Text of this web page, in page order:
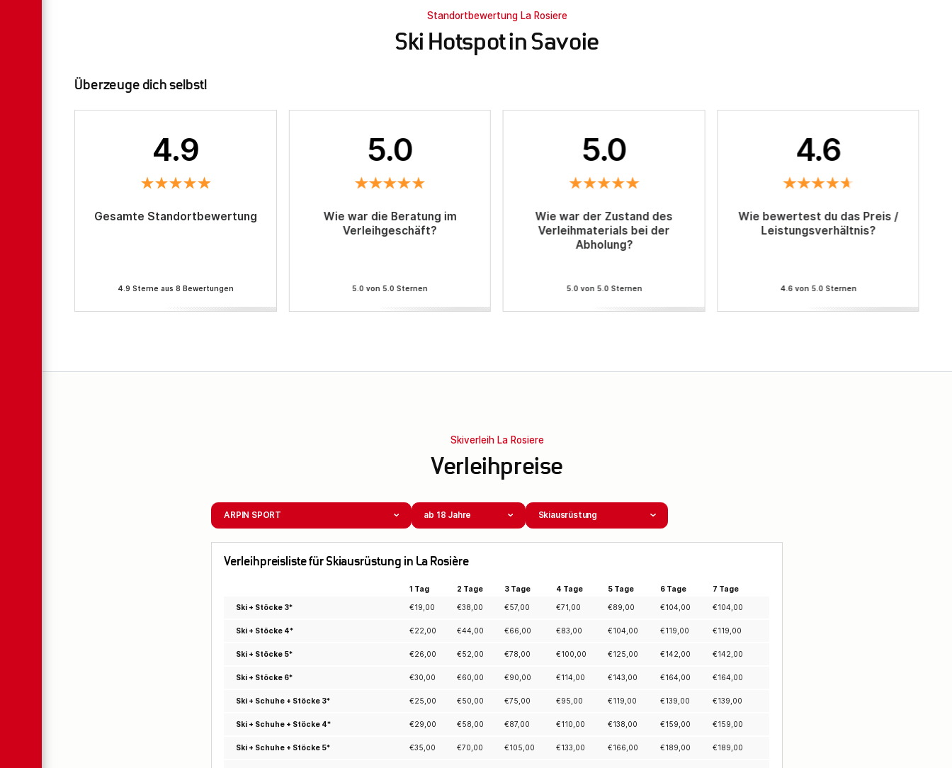
Standortbewertung La Rosiere
Ski Hotspot in Savoie
Überzeuge dich selbst!
4.9
Gesamte Standortbewertung
4.9 Sterne aus 8 Bewertungen
5.0
Wie war die Beratung im
Verleihgeschäft?
5.0 von 5.0 Sternen
5.0
Wie war der Zustand des
Verleihmaterials bei der
Abholung?
5.0 von 5.0 Sternen
4.6
Wie bewertest du das Preis /
Leistungsverhältnis?
4.6 von 5.0 Sternen
Skiverleih La Rosiere
Verleihpreise
ARPIN SPORT ab 18 Jahre Skiausrüstung
Verleihpreisliste für Skiausrüstung in La Rosière
1 Tag 2 Tage 3 Tage 4 Tage 5 Tage 6 Tage 7 Tage
Ski + Stöcke 3* €19,00 €38,00 €57,00 €71,00 €89,00 €104,00 €104,00
Ski + Stöcke 4* €22,00 €44,00 €66,00 €83,00 €104,00 €119,00 €119,00
Ski + Stöcke 5* €26,00 €52,00 €78,00 €100,00 €125,00 €142,00 €142,00
Ski + Stöcke 6* €30,00 €60,00 €90,00 €114,00 €143,00 €164,00 €164,00
Ski + Schuhe + Stöcke 3* €25,00 €50,00 €75,00 €95,00 €119,00 €139,00 €139,00
Ski + Schuhe + Stöcke 4* €29,00 €58,00 €87,00 €110,00 €138,00 €159,00 €159,00
Ski + Schuhe + Stöcke 5* €35,00 €70,00 €105,00 €133,00 €166,00 €189,00 €189,00